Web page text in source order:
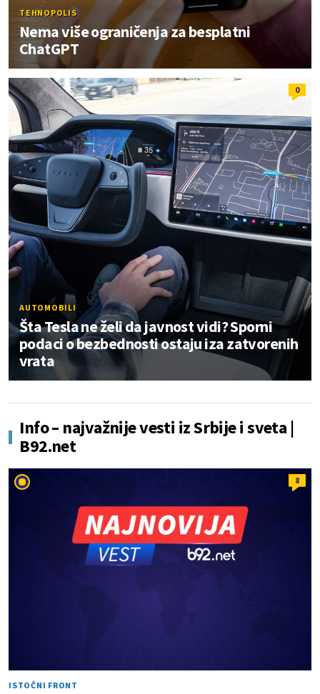
TEHNOPOLIS
Nema više ograničenja za besplatni
ChatGPT
0
AUTOMOBILI
Šta Tesla ne želi da javnost vidi? Sporni
podaci o bezbednosti ostaju iza zatvorenih
vrata
Info – najvažnije vesti iz Srbije i sveta |
B92.net
8
ISTOČNI FRONT